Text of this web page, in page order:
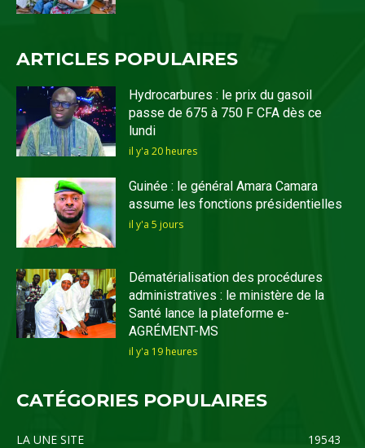
ARTICLES POPULAIRES
Hydrocarbures : le prix du gasoil
passe de 675 à 750 F CFA dès ce
lundi
il y'a 20 heures
Guinée : le général Amara Camara
assume les fonctions présidentielles
il y'a 5 jours
Dématérialisation des procédures
administratives : le ministère de la
Santé lance la plateforme e-
AGRÉMENT-MS
il y'a 19 heures
CATÉGORIES POPULAIRES
LA UNE SITE
19543